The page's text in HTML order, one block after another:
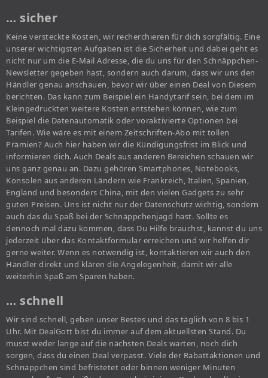
… sicher
Keine versteckte Kosten, wir recherchieren für dich sorgfältig. Eine
unserer wichtigsten Aufgaben ist die Sicherheit und dabei geht es
nicht nur um die E-Mail Adresse, die du uns für den Schnäppchen-
Newsletter gegeben hast, sondern auch darum, dass wir uns den
Händler genau anschauen, bevor wir über einen Deal von Diesem
berichten. Das kann zum Beispiel ein Handytarif sein, bei dem im
Kleingedruckten weitere Kosten entstehen können, wie zum
Beispiel die Datenautomatik oder voraktivierte Optionen bei
Tarifen. Wie wäre es mit einem Zeitschriften-Abo mit tollen
Prämien? Auch hier haben wir die Kündigungsfrist im Blick und
informieren dich. Auch Deals aus anderen Bereichen schauen wir
uns ganz genau an. Dazu gehören Smartphones, Notebooks,
Konsolen aus anderen Ländern wie Frankreich, Italien, Spanien,
England und besonders China, mit den vielen Gadgets zu sehr
guten Preisen. Uns ist nicht nur der Datenschutz wichtig, sondern
auch das du Spaß bei der Schnäppchenjagd hast. Sollte es
dennoch mal dazu kommen, dass Du Hilfe brauchst, kannst du uns
jederzeit über das Kontaktformular erreichen und wir helfen dir
gerne weiter. Wenn es notwendig ist, kontaktieren wir auch den
Händler direkt und klären die Angelegenheit, damit wir alle
weiterhin Spaß am Sparen haben.
… schnell
Wir sind schnell, geben unser Bestes und das täglich von 8 bis 1
Uhr. Mit DealGott bist du immer auf dem aktuellsten Stand. Du
musst weder lange auf die nächsten Deals warten, noch dich
sorgen, dass du einen Deal verpasst. Viele der Rabattaktionen und
Schnäppchen sind befristetet oder binnen weniger Minuten